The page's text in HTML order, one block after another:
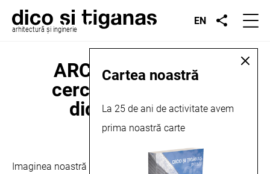
arhitectură și inginerie
EN
ARCHIDES, Despre
cercetare și atenţie
didactică, 2022
ianuarie 19, 2022
Imaginea noastră interioară pentru Centrul de Transplant
Cartea noastră
La 25 de ani de activitate avem
prima noastră carte